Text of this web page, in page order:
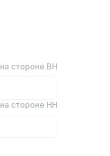
стороне ВН
стороне НН